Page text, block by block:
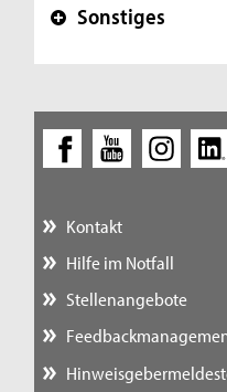
+ Sonstiges
Kontakt
Hilfe im Notfall
Stellenangebote